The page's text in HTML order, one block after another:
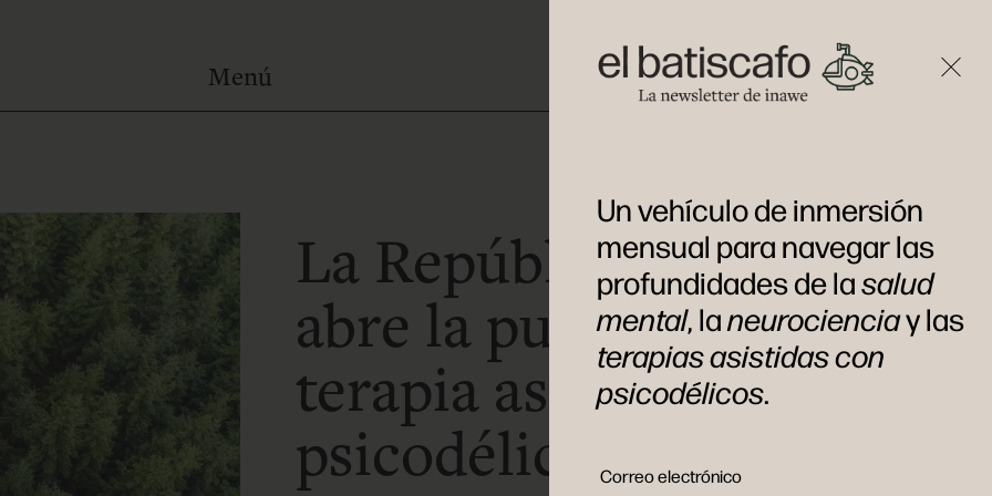
La República Checa
abre la puerta a la
terapia asistida con
psicodélicos para
Un vehículo de inmersión
mensual para navegar las
profundidades de lasalud
mental, laneurocienciay las
terapias asistidas con
psicodélicos.